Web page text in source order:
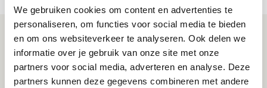
We gebruiken cookies om content en advertenties te
personaliseren, om functies voor social media te bieden
en om ons websiteverkeer te analyseren. Ook delen we
informatie over je gebruik van onze site met onze
partners voor social media, adverteren en analyse. Deze
partners kunnen deze gegevens combineren met andere
Spelen bij Jong Ajax of Ajax 1? Dat
maakt Abdalla ‘geen reet’ uit
08 AUGUSTUS 2026 - 10:04
NIEUWS